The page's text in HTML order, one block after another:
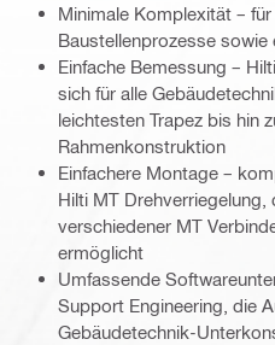
Minimale Komplexität –
Baustellenprozesse sowie
Einfache Bemessung –
sich für alle
leichtesten Trapez bis hin
Rahmenkonstruktion
Einfachere Montage –
Hilti MT Drehverriegelung,
verschiedener MT
ermöglicht
Umfassende
Support Engineering, die
Gebäudetechnik-